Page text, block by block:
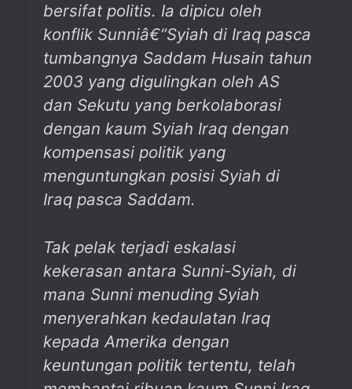
bersifat politis. Ia dipicu oleh
konflik Sunniâ€“Syiah di Iraq pasca
tumbangnya Saddam Husain tahun
2003 yang digulingkan oleh AS
dan Sekutu yang berkolaborasi
dengan kaum Syiah Iraq dengan
kompensasi politik yang
menguntungkan posisi Syiah di
Iraq pasca Saddam.
Tak pelak terjadi eskalasi
kekerasan antara Sunni-Syiah, di
mana Sunni menuding Syiah
menyerahkan kedaulatan Iraq
kepada Amerika dengan
keuntungan politik tertentu, telah